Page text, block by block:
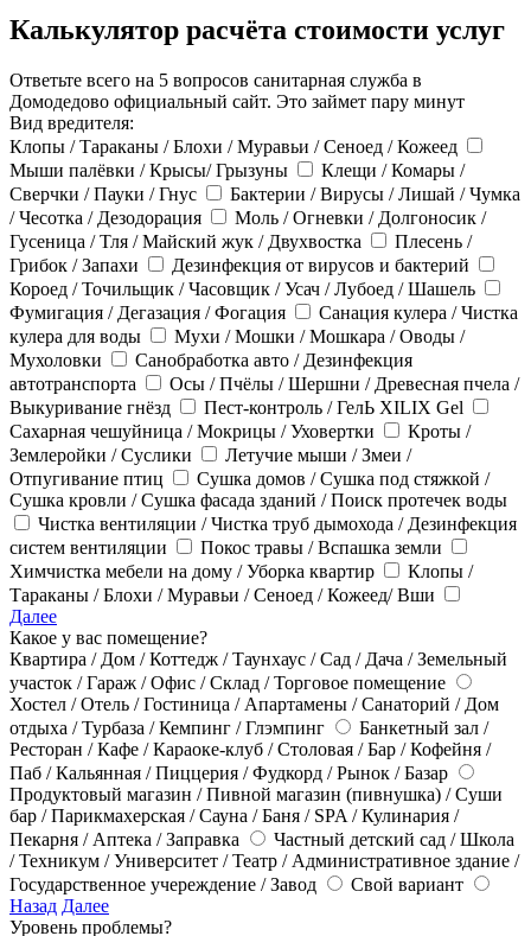
Калькулятор расчёта стоимости услуг
Ответьте всего на 5 вопросов санитарная служба в
Домодедово официальный сайт. Это займет пару минут
Вид вредителя:
Клопы / Тараканы / Блохи / Муравьи / Сеноед / Кожеед
Мыши палёвки / Крысы/ Грызуны
Клещи / Комары /
Сверчки / Пауки / Гнус
Бактерии / Вирусы / Лишай / Чумка
/ Чесотка / Дезодорация
Моль / Огневки / Долгоносик /
Гусеница / Тля / Майский жук / Двухвостка
Плесень /
Грибок / Запахи
Дезинфекция от вирусов и бактерий
Короед / Точильщик / Часовщик / Усач / Лубоед / Шашель
Фумигация / Дегазация / Фогация
Санация кулера / Чистка
кулера для воды
Мухи / Мошки / Мошкара / Оводы /
Мухоловки
Санобработка авто / Дезинфекция
автотранспорта
Осы / Пчёлы / Шершни / Древесная пчела /
Выкуривание гнёзд
Пест-контроль / ГелЬ XILIX Gel
Сахарная чешуйница / Мокрицы / Уховертки
Кроты /
Землеройки / Суслики
Летучие мыши / Змеи /
Отпугивание птиц
Сушка домов / Сушка под стяжкой /
Сушка кровли / Сушка фасада зданий / Поиск протечек воды
Чистка вентиляции / Чистка труб дымохода / Дезинфекция
систем вентиляции
Покос травы / Вспашка земли
Химчистка мебели на дому / Уборка квартир
Клопы /
Тараканы / Блохи / Муравьи / Сеноед / Кожеед/ Вши
Далее
Какое у вас помещение?
Квартира / Дом / Коттедж / Таунхаус / Сад / Дача / Земельный
участок / Гараж / Офис / Склад / Торговое помещение
Хостел / Отель / Гостиница / Апартамены / Санаторий / Дом
отдыха / Турбаза / Кемпинг / Глэмпинг
Банкетный зал /
Ресторан / Кафе / Караоке-клуб / Столовая / Бар / Кофейня /
Паб / Кальянная / Пиццерия / Фудкорд / Рынок / Базар
Продуктовый магазин / Пивной магазин (пивнушка) / Суши
бар / Парикмахерская / Сауна / Баня / SPA / Кулинария /
Пекарня / Аптека / Заправка
Частный детский сад / Школа
/ Техникум / Университет / Театр / Административное здание /
Государственное учереждение / Завод
Свой вариант
Назад Далее
Уровень проблемы?